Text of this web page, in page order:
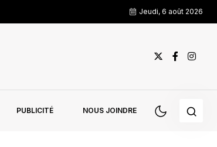
Jeudi, 6 août 2026
PUBLICITÉ NOUS JOINDRE